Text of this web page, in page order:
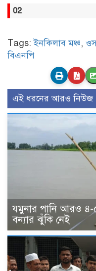
02
Tags:ইনকিলাব মঞ্চ,
বিএনপি
এই ধরনের আরও নিউজ
যমুনার পানি আরও ৪-
বন্যার ঝুঁকি নেই